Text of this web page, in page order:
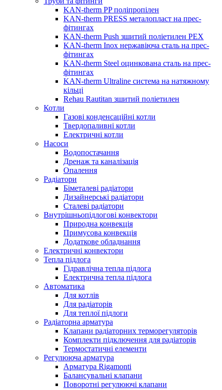
KAN-therm PP поліпропілен
KAN-therm PRESS металопласт на прес-
фітингах
KAN-therm Push зшитий поліетилен PEX
KAN-therm Inox нержавіюча сталь на прес-
фітингах
KAN-therm Steel оцинкована сталь на прес-
фітингах
KAN-therm Ultraline система на натяжному
кільці
Rehau Rautitan зшитий поліетилен
Котли
Газові конденсаційні котли
Твердопаливні котли
Електричні котли
Насоси
Водопостачання
Дренаж та каналізація
Опалення
Радіатори
Біметалеві радіатори
Дизайнерські радіатори
Сталеві радіатори
Внутрішньопідлогові конвектори
Природна конвекція
Примусова конвекція
Додаткове обладнання
Електричні конвектори
Тепла підлога
Гідравлічна тепла підлога
Електрична тепла підлога
Автоматика
Для котлів
Для радіаторів
Для теплої підлоги
Радіаторна арматура
Клапани радіаторних терморегуляторів
Комплекти підключення для радіаторів
Термостатичні елементи
Регулююча арматура
Арматура Rigamonti
Балансувальні клапани
Поворотні регулюючі клапани